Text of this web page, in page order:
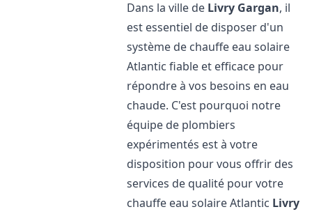
Dans la ville de Livry Gargan, il
est essentiel de disposer d'un
système de chauffe eau solaire
Atlantic fiable et efficace pour
répondre à vos besoins en eau
chaude. C'est pourquoi notre
équipe de plombiers
expérimentés est à votre
disposition pour vous offrir des
services de qualité pour votre
chauffe eau solaire Atlantic Livry